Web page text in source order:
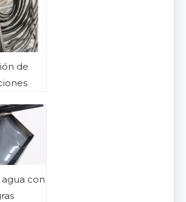
de
con